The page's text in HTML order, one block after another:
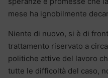
mese ha ignobilmente
Niente di nuovo, si è di
trattamento riservato a
politiche attive del lavoro
tutte le difficoltà del caso,